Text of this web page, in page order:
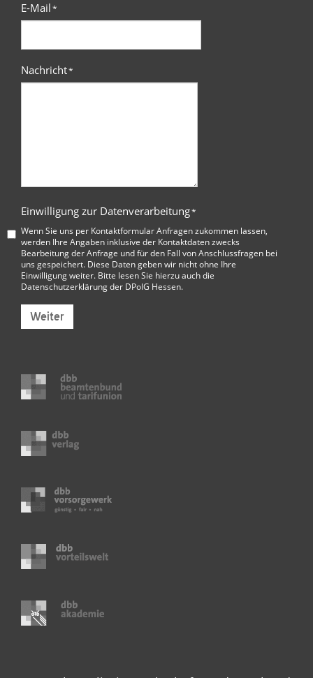
E-Mail*
Nachricht*
Einwilligung zur Datenverarbeitung*
Wenn Sie uns per Kontaktformular Anfragen zukommen lassen,
werden Ihre Angaben inklusive der Kontaktdaten zwecks
Bearbeitung der Anfrage und für den Fall von Anschlussfragen bei
uns gespeichert. Diese Daten geben wir nicht ohne Ihre
Einwilligung weiter. Bitte lesen Sie hierzu auch die
Datenschutzerklärung der DPolG Hessen.
Weiter